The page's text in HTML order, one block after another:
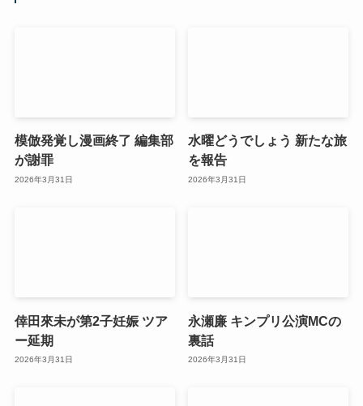
模倣発覚し漫画終了 編集部
が謝罪
2026年3月31日
水曜どうでしょう 新たな旅
を報告
2026年3月31日
倖田來未が第2子妊娠 ツア
ー延期
2026年3月31日
永瀬廉 キンプリ公演MCの
裏話
2026年3月31日